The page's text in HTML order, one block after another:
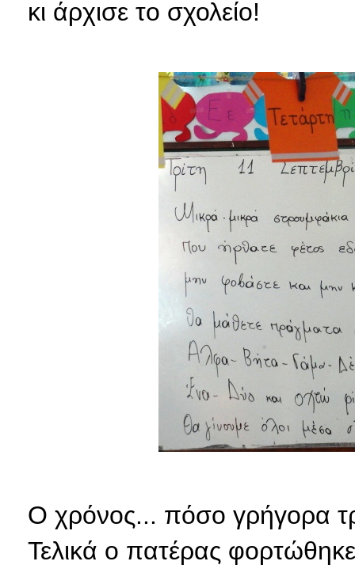
κι άρχισε το σχολείο!
Ο χρόνος... πόσο γρήγορα
Τελικά ο πατέρας